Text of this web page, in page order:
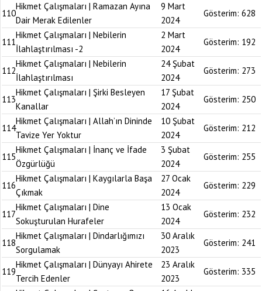
110
Hikmet Çalışmaları | Ramazan Ayına
Dair Merak Edilenler
9 Mart
2024
Gösterim: 628
111
Hikmet Çalışmaları | Nebilerin
İlahlaştırılması -2
2 Mart
2024
Gösterim: 192
112
Hikmet Çalışmaları | Nebilerin
İlahlaştırılması
24 Şubat
2024
Gösterim: 273
113
Hikmet Çalışmaları | Şirki Besleyen
Kanallar
17 Şubat
2024
Gösterim: 250
114
Hikmet Çalışmaları | Allah’ın Dininde
Tavize Yer Yoktur
10 Şubat
2024
Gösterim: 212
115
Hikmet Çalışmaları | İnanç ve İfade
Özgürlüğü
3 Şubat
2024
Gösterim: 255
116
Hikmet Çalışmaları | Kaygılarla Başa
Çıkmak
27 Ocak
2024
Gösterim: 229
117
Hikmet Çalışmaları | Dine
Sokuşturulan Hurafeler
13 Ocak
2024
Gösterim: 232
118
Hikmet Çalışmaları | Dindarlığımızı
Sorgulamak
30 Aralık
2023
Gösterim: 241
119
Hikmet Çalışmaları | Dünyayı Ahirete
Tercih Edenler
23 Aralık
2023
Gösterim: 335